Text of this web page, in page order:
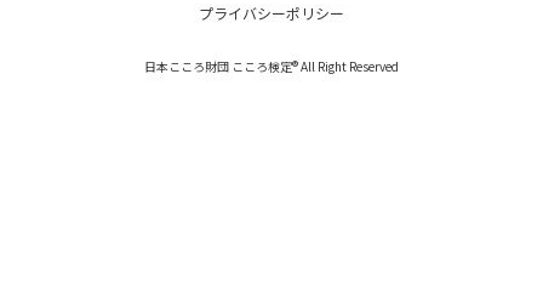
プライバシーポリシー
日本こころ財団 こころ検定® All Right Reserved